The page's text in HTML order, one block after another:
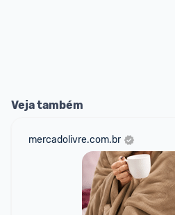
Veja também
mercadolivre.com.br